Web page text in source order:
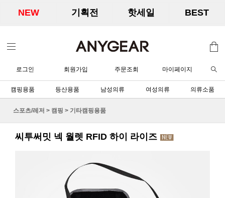
NEW 기획전 핫세일 BEST
로그인 회원가입 주문조회 마이페이지
캠핑용품 등산용품 남성의류 여성의류 의류소품
스포츠/레저 > 캠핑 > 기타캠핑용품
씨투써밋 넥 월렛 RFID 하이 라이즈